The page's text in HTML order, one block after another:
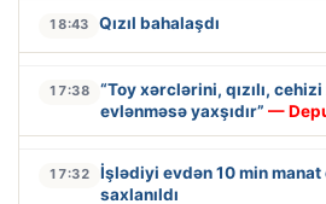
18:43 Qızıl bahalaşdı
17:38
“Toy xərclərini, qızılı,
evlənməsə yaxşıdır” —
17:32
İşlədiyi evdən 10 min
saxlanıldı